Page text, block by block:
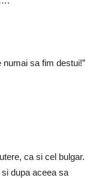
numai sa fim destui!”
ca si cel bulgar.
dupa aceea sa